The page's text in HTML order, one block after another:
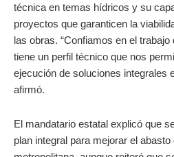
técnica en temas hídricos y su
proyectos que garanticen la
las obras. “Confiamos en el
tiene un perfil técnico que nos
ejecución de soluciones integrales
afirmó.
El mandatario estatal explicó que
plan integral para mejorar el